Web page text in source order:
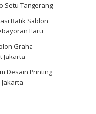
Setu Tangerang
Batik Sablon
Baru
Graha
Jakarta
Desain Printing